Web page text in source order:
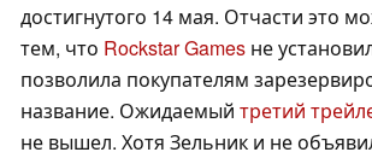
достигнутого 14 мая. Отчасти это
тем, что Rockstar Games не
позволила покупателям
название. Ожидаемый третий
не вышел. Хотя Зельник и не